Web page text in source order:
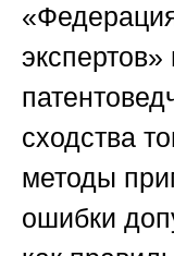
экспертов»
сходства
методы
ошибки